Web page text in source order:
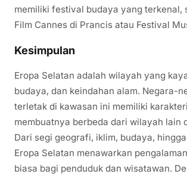
memiliki festival budaya yang terkenal,
Film Cannes di Prancis atau Festival
Kesimpulan
Eropa Selatan adalah wilayah yang
budaya, dan keindahan alam. Negara-
terletak di kawasan ini memiliki
membuatnya berbeda dari wilayah lain
Dari segi geografi, iklim, budaya,
Eropa Selatan menawarkan
biasa bagi penduduk dan wisatawan.